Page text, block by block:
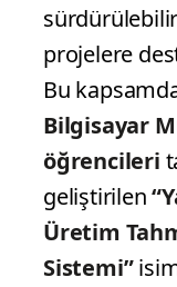
projelere
Bu
Bilgisayar
öğrencileri
geliştirilen
Üretim
Sistemi”